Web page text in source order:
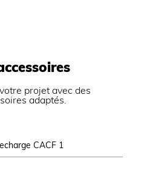
projet avec des
adaptés.
CACF 1